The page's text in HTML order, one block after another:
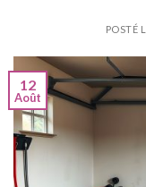
POSTÉ
12
Août